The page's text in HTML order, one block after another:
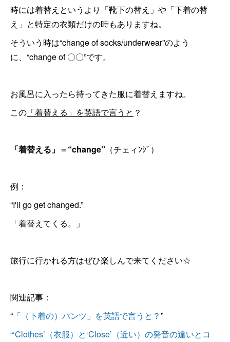
時には着替えというより「靴下の替え」や「下着の替
え」と特定の衣類だけの時もありますね。
そういう時は“change of socks/underwear”のよう
に、“change of 〇〇”です。
お風呂に入ったら持ってきた服に着替えますね。
この 「着替える」を英語で言うと ？
「着替える」 ＝ “change” （チェィﾝｼﾞ）
例：
“I'll go get changed.”
「着替えてくる。」
旅行に行かれる方はぜひ楽しんで来てください☆
関連記事：
“ 「（下着の）パンツ」を英語で言うと？”
“‘Clothes’（衣服）と‘Close’（近い）の発音の違いとコ